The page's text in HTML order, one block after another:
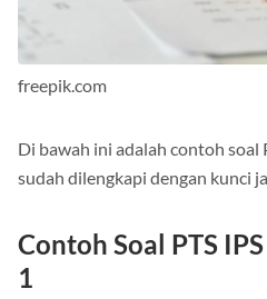
freepik.com
Di bawah ini adalah contoh soal
sudah dilengkapi dengan kunci
Contoh Soal PTS
1